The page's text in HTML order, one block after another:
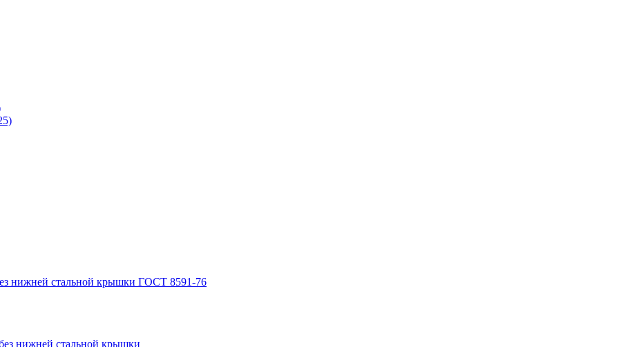
нижней стальной крышки ГОСТ 8591-76
нижней стальной крышки